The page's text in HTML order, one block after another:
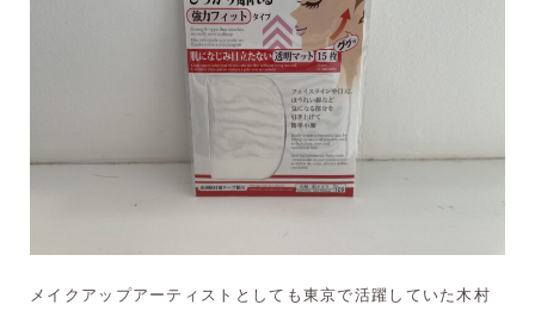
メイクアップアーティストとしても東京で活躍していた木村